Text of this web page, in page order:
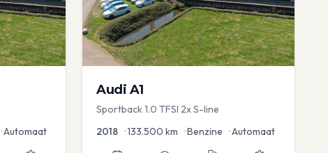
•Automaat
Audi A1
Sportback 1.0 TFSI 2x S-line
2018 •133.500 km •Benzine •Automaat